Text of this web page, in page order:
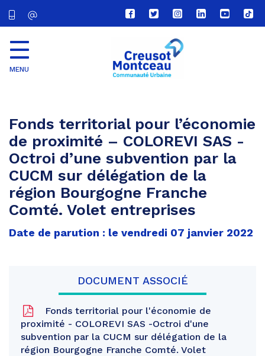
Lien
vers
compte
Facebook
Lien
vers
compte
Twitter
Lien
vers
le
compte
Lien
vers
Lien
vers
Lien
vers
MENU
Fonds territorial pour l’économie
de proximité – COLOREVI SAS -
Octroi d’une subvention par la
CUCM sur délégation de la
région Bourgogne Franche
Comté. Volet entreprises
Date de parution : le vendredi 07 janvier 2022
DOCUMENT ASSOCIÉ
Fonds territorial pour l'économie de
proximité - COLOREVI SAS -Octroi d'une
subvention par la CUCM sur délégation de la
région Bourgogne Franche Comté. Volet